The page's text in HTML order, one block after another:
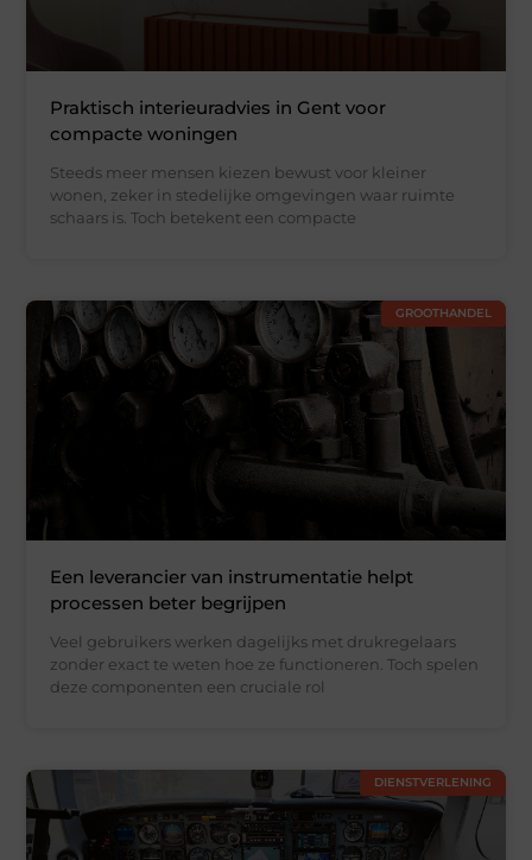
Praktisch interieuradvies in Gent voor
compacte woningen
Steeds meer mensen kiezen bewust voor kleiner
wonen, zeker in stedelijke omgevingen waar ruimte
schaars is. Toch betekent een compacte
GROOTHANDEL
Een leverancier van instrumentatie helpt
processen beter begrijpen
Veel gebruikers werken dagelijks met drukregelaars
zonder exact te weten hoe ze functioneren. Toch spelen
deze componenten een cruciale rol
DIENSTVERLENING